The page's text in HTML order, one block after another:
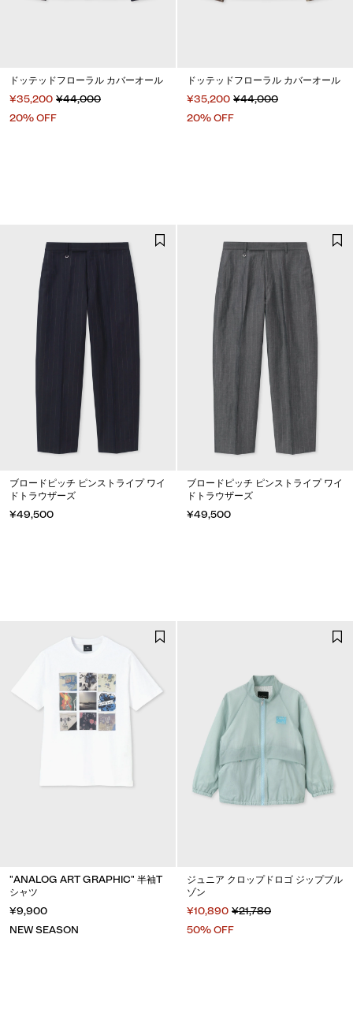
ドッテッドフローラル カバーオール
¥35,200 ¥44,000
20% OFF
ドッテッドフローラル カバーオール
¥35,200 ¥44,000
20% OFF
ブロードピッチ ピンストライプ ワイ
ドトラウザーズ
¥49,500
ブロードピッチ ピンストライプ ワイ
ドトラウザーズ
¥49,500
"ANALOG ART GRAPHIC" 半袖T
シャツ
¥9,900
NEW SEASON
ジュニア クロップドロゴ ジップブル
ゾン
¥10,890 ¥21,780
50% OFF